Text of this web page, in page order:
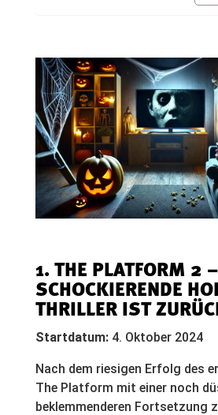
1. THE PLATFORM 2
SCHOCKIERENDE
THRILLER IST
Startdatum:4. Oktober 2024
Nach dem riesigen Erfolg des
The Platform mit einer noch
beklemmenderen Fortsetzung